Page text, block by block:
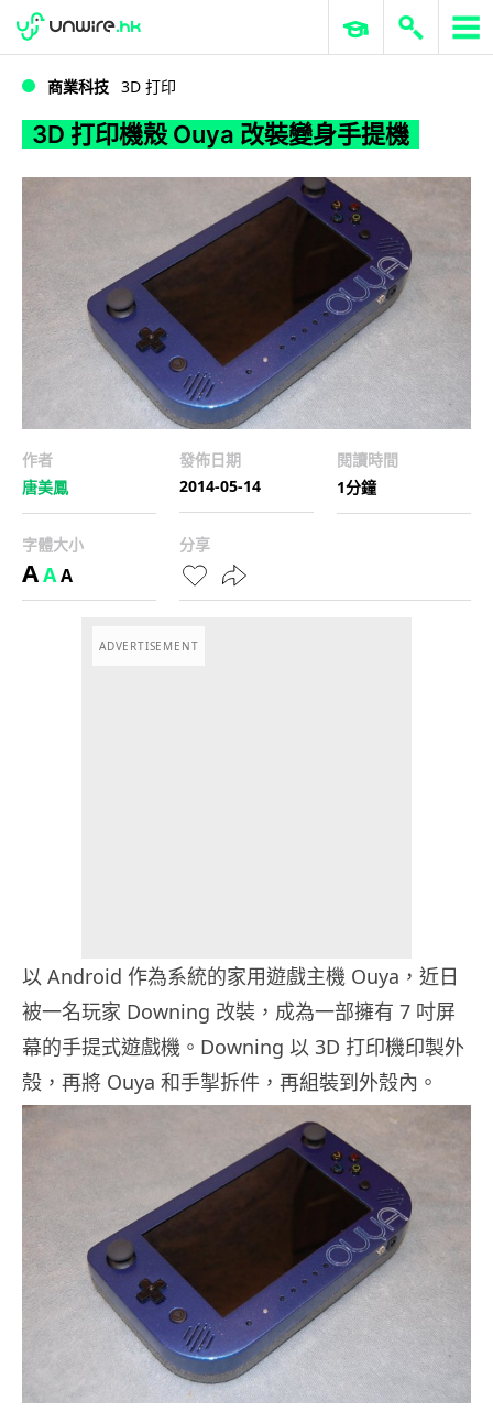
3D 打印機殼 Ouya 改裝變身手提機
WWDC 2026 ERP 與商業 AI
商業科技 3D 打印
3D 打印機殼 Ouya 改裝變身手提機
作者
唐美鳳
發佈日期
2014-05-14
閱讀時間
1分鐘
字體大小
AAA
分享
ADVERTISEMENT
以 Android 作為系統的家用遊戲主機 Ouya，近日
被一名玩家 Downing 改裝，成為一部擁有 7 吋屏
幕的手提式遊戲機。Downing 以 3D 打印機印製外
殼，再將 Ouya 和手掣拆件，再組裝到外殼內。